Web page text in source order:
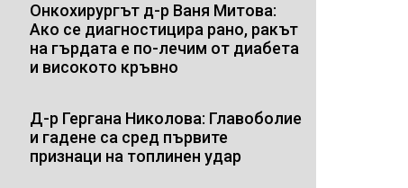
Онкохирургът д-р Ваня Митова:
Ако се диагностицира рано, ракът
на гърдата е по-лечим от диабета
и високото кръвно
Д-р Гергана Николова: Главоболие
и гадене са сред първите
признаци на топлинен удар